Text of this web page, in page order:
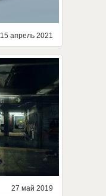
15 апрель 2021
27 май 2019